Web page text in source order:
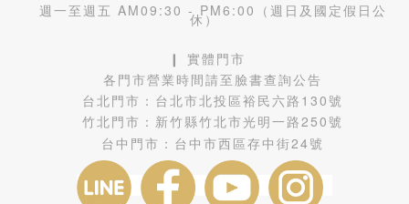
週一至週五 AM09:30 - PM6:00（週日及國定假日公
休）
❙ 實體門市
各門市營業時間請至臉書查詢公告
台北門市： 台北市北投區裕民六路130號
竹北門市： 新竹縣竹北市光明一路250號
台中門市： 台中市西區存中街24號